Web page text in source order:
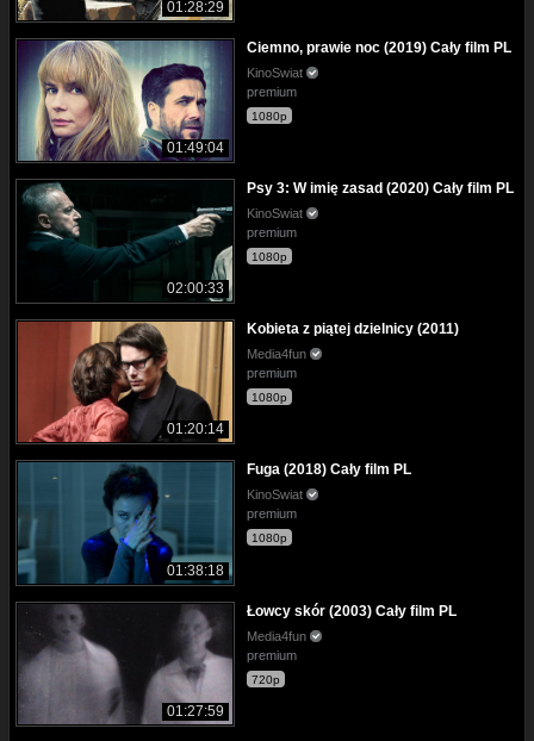
01:28:29
01:49:04
Ciemno, prawie noc (2019) Cały film PL
KinoSwiat
premium
1080p
02:00:33
Psy 3: W imię zasad (2020) Cały film PL
KinoSwiat
premium
1080p
01:20:14
Kobieta z piątej dzielnicy (2011)
Media4fun
premium
1080p
01:38:18
Fuga (2018) Cały film PL
KinoSwiat
premium
1080p
01:27:59
Łowcy skór (2003) Cały film PL
Media4fun
premium
720p